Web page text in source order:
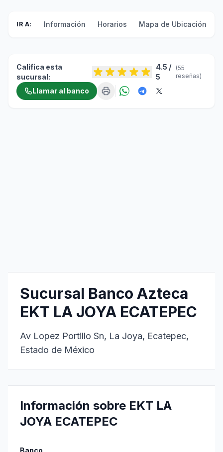
IR A: Información Horarios Mapa de Ubicación
Califica esta
sucursal:
4.5 /
5
(55
reseñas)
Llamar al banco
Sucursal Banco Azteca
EKT LA JOYA ECATEPEC
Av Lopez Portillo Sn, La Joya, Ecatepec,
Estado de México
Información sobre EKT LA
JOYA ECATEPEC
Banco